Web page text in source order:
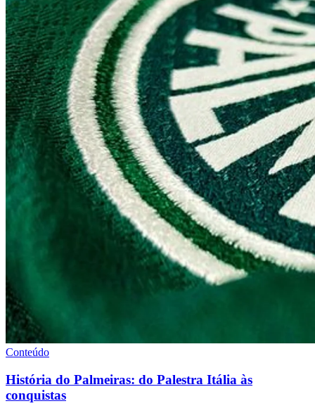
Conteúdo
História do Palmeiras: do Palestra Itália às
conquistas